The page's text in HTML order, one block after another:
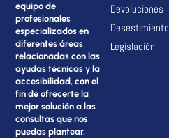
equipo de
profesionales
especializados en
diferentes áreas
relacionadas con las
ayudas técnicas y la
accesibilidad, con el
fin de ofrecerte la
mejor solución a las
consultas que nos
puedas plantear.
Devoluciones
Desestimiento
Legislación